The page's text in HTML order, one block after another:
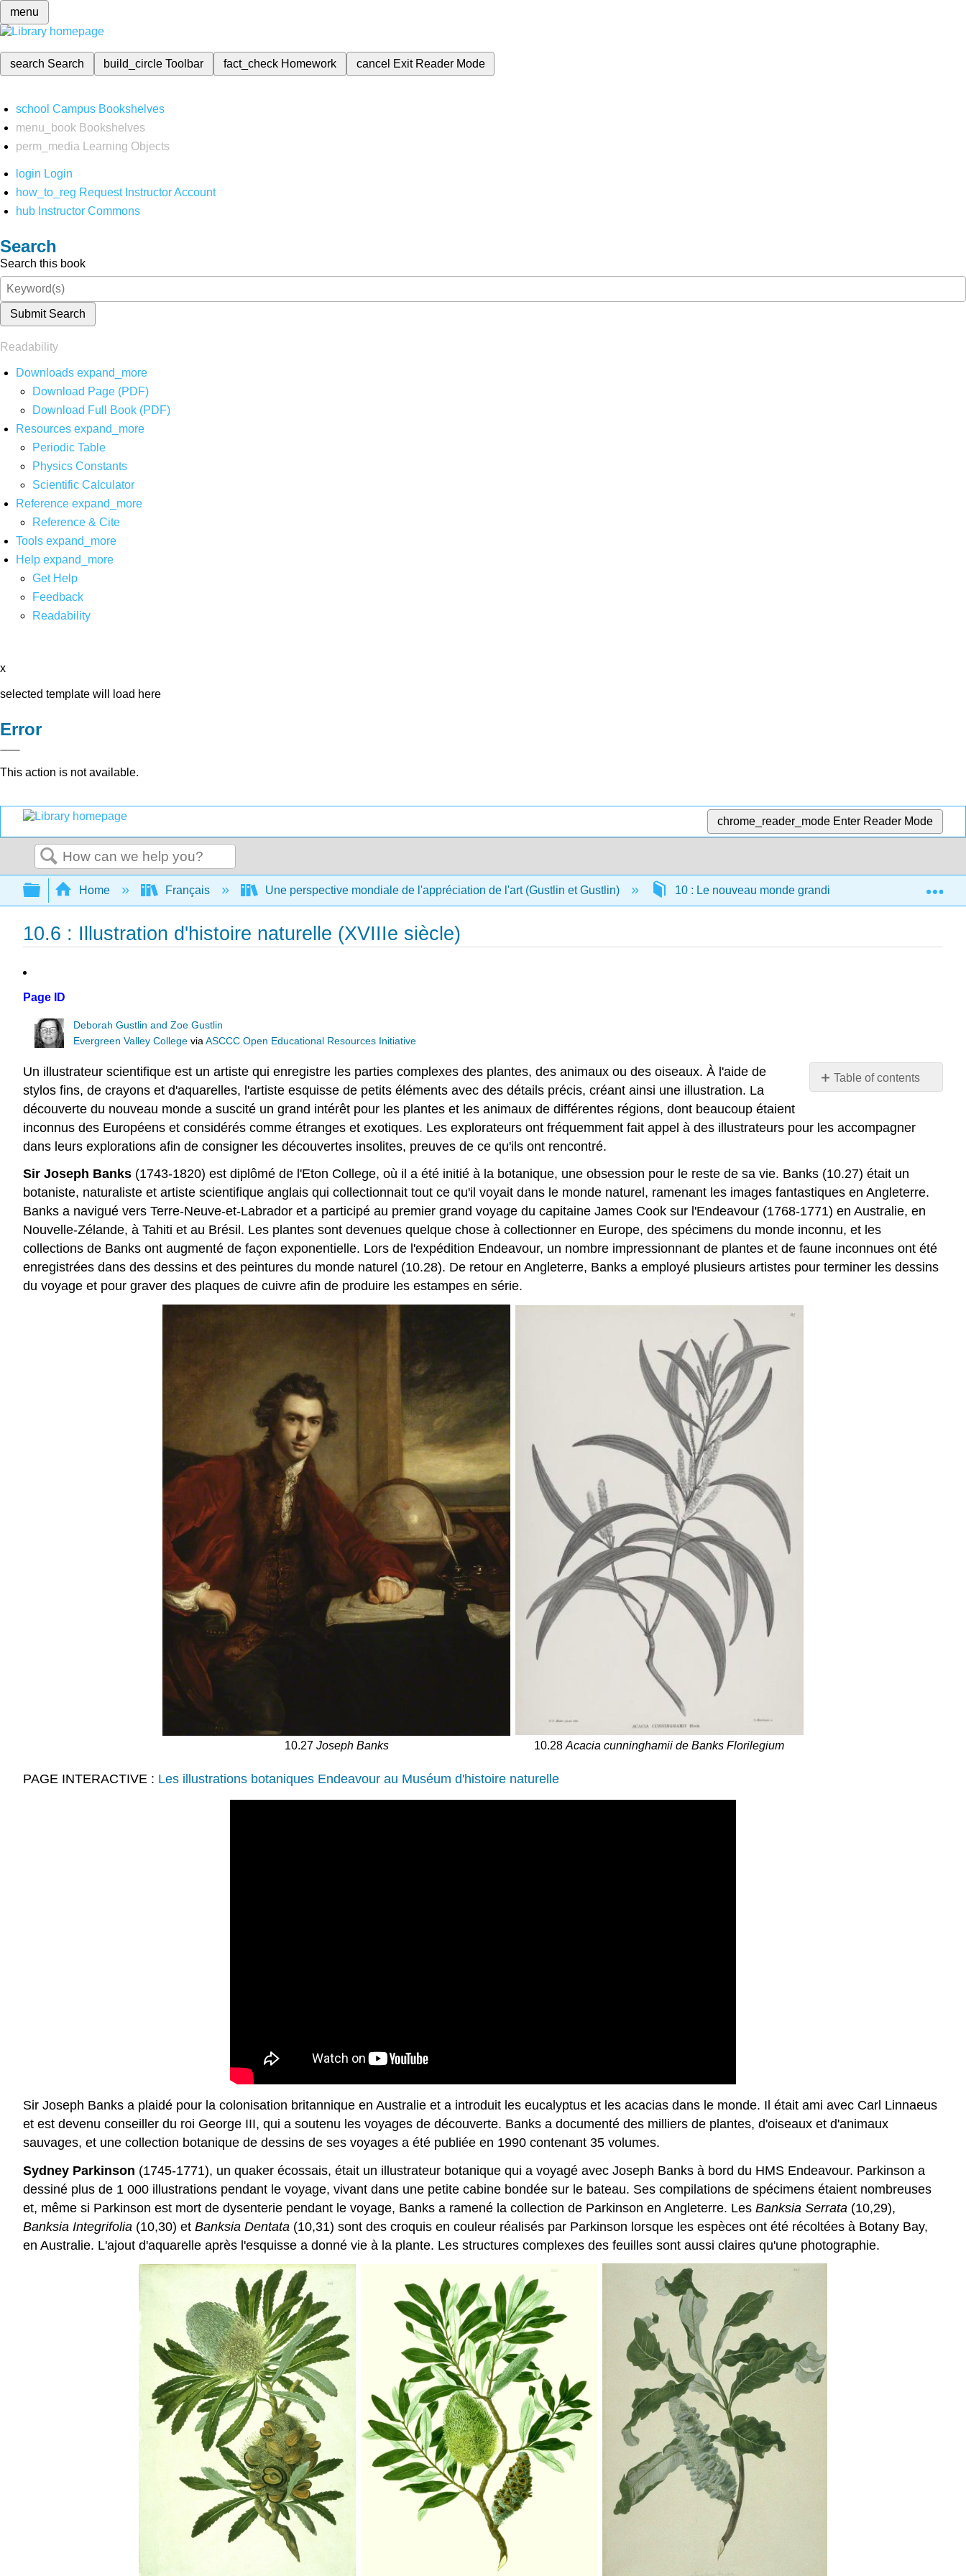
menu
search Search build_circleToolbar fact_check Homework cancel Exit Reader Mode
school Campus Bookshelves
menu_book Bookshelves
perm_media
Learning Objects
login Login
how_to_reg Request Instructor Account
hub Instructor Commons
Search
Search this book
Submit Search
Readability
Downloads expand_more
Download Page (PDF)
Download Full Book (PDF)
Resources expand_more
Periodic Table
Physics Constants
Scientific Calculator
Reference expand_more
Reference & Cite
Tools expand_more
Help expand_more
Get Help
Feedback
Readability
x
selected template will load here
Error
This action is not available.
chrome_reader_mode Enter Reader Mode
Search
Expand/collapse global hierarchy
Home Français Une perspective mondiale de l'appréciation de l'art (Gustlin et Gustlin) 10 : Le nouveau monde grandit (1700 CE — 1800 CE)
10.6 : Illustration d'histoire naturelle (XVIIIe siècle)
Page ID
Deborah Gustlin and Zoe Gustlin
Evergreen Valley College viaASCCC Open Educational Resources Initiative
Table of contents
No
Un illustrateur scientifique est un artiste qui enregistre les parties complexes des plantes, des animaux ou des oiseaux. À l'aide de
stylos fins, de crayons et d'aquarelles, l'artiste esquisse de petits éléments avec des détails précis, créant ainsi une illustration. La
découverte du nouveau monde a suscité un grand intérêt pour les plantes et les animaux de différentes régions, dont beaucoup étaient
inconnus des Européens et considérés comme étranges et exotiques. Les explorateurs ont fréquemment fait appel à des illustrateurs pour les accompagner
dans leurs explorations afin de consigner les découvertes insolites, preuves de ce qu'ils ont rencontré.
Sir Joseph Banks (1743-1820) est diplômé de l'Eton College, où il a été initié à la botanique, une obsession pour le reste de sa vie. Banks (10.27) était un
botaniste, naturaliste et artiste scientifique anglais qui collectionnait tout ce qu'il voyait dans le monde naturel, ramenant les images fantastiques en Angleterre.
Banks a navigué vers Terre-Neuve-et-Labrador et a participé au premier grand voyage du capitaine James Cook sur l'Endeavour (1768-1771) en Australie, en
Nouvelle-Zélande, à Tahiti et au Brésil. Les plantes sont devenues quelque chose à collectionner en Europe, des spécimens du monde inconnu, et les
collections de Banks ont augmenté de façon exponentielle. Lors de l'expédition Endeavour, un nombre impressionnant de plantes et de faune inconnues ont été
enregistrées dans des dessins et des peintures du monde naturel (10.28). De retour en Angleterre, Banks a employé plusieurs artistes pour terminer les dessins
du voyage et pour graver des plaques de cuivre afin de produire les estampes en série.
10.27 Joseph Banks 10.28Acacia cunninghamii de Banks Florilegium
PAGE INTERACTIVE : Les illustrations botaniques Endeavour au Muséum d'histoire naturelle
Sir Joseph Banks a plaidé pour la colonisation britannique en Australie et a introduit les eucalyptus et les acacias dans le monde. Il était ami avec Carl Linnaeus
et est devenu conseiller du roi George III, qui a soutenu les voyages de découverte. Banks a documenté des milliers de plantes, d'oiseaux et d'animaux
sauvages, et une collection botanique de dessins de ses voyages a été publiée en 1990 contenant 35 volumes.
Sydney Parkinson (1745-1771), un quaker écossais, était un illustrateur botanique qui a voyagé avec Joseph Banks à bord du HMS Endeavour. Parkinson a
dessiné plus de 1 000 illustrations pendant le voyage, vivant dans une petite cabine bondée sur le bateau. Ses compilations de spécimens étaient nombreuses
et, même si Parkinson est mort de dysenterie pendant le voyage, Banks a ramené la collection de Parkinson en Angleterre. Les Banksia Serrata (10,29),
Banksia Integrifolia (10,30) et Banksia Dentata (10,31) sont des croquis en couleur réalisés par Parkinson lorsque les espèces ont été récoltées à Botany Bay,
en Australie. L'ajout d'aquarelle après l'esquisse a donné vie à la plante. Les structures complexes des feuilles sont aussi claires qu'une photographie.